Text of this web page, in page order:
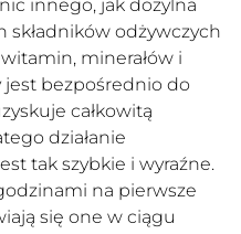
innego, jak dożylna
składników odżywczych
minerałów i
bezpośrednio do
całkowitą
działanie
tak szybkie i wyraźne.
na pierwsze
się one w ciągu